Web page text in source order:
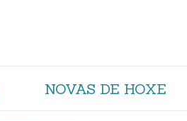
NOVAS DE HOXE